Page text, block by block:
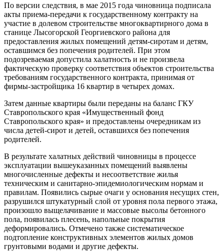
По версии следствия, в мае 2015 года чиновница подписала
акты приема-передачи к государственному контракту на
участие в долевом строительстве многоквартирного дома в
станице Лысогорской Георгиевского района для
предоставления жилых помещений детям-сиротам и детям,
оставшимся без попечения родителей. При этом
подозреваемая допустила халатность и не произвела
фактическую проверку соответствия объектов строительства
требованиям государственного контракта, принимая от
фирмы-застройщика 16 квартир в четырех домах.
Затем данные квартиры были переданы на баланс ГКУ
Ставропольского края «Имущественный фонд
Ставропольского края» и предоставлены очередникам из
числа детей-сирот и детей, оставшихся без попечения
родителей.
В результате халатных действий чиновницы в процессе
эксплуатации вышеуказанных помещений выявлены
многочисленные дефекты и несоответствие жилья
техническим и санитарно-эпидемиологическим нормам и
правилам. Появились сырые очаги у основания несущих стен,
разрушился штукатурный слой от уровня пола первого этажа,
произошло выщелачивание и массовые высолы бетонного
пола, появилась плесень, напольные покрытия
деформировались. Отмечено также систематическое
подтопление конструктивных элементов жилых домов
грунтовыми водами и другие дефекты.